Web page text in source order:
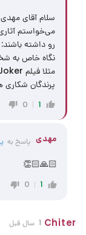
سلام آقای
می‌خواستم
رو داشته
نگاه خاص به
پرندگان
1
0
مهدی پاسخ به
🙏🏻👏🏻
1
0
Chiter 1 سال قبل